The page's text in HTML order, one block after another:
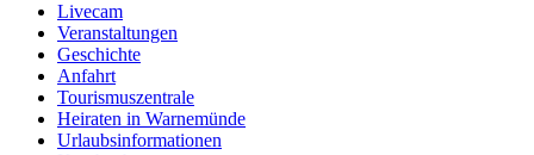
Livecam
Veranstaltungen
Geschichte
Anfahrt
Tourismuszentrale
Heiraten in Warnemünde
Urlaubsinformationen